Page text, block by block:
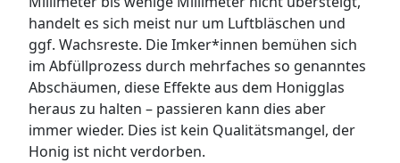
handelt es sich meist nur um Luftbläschen und
ggf. Wachsreste. Die Imker*innen bemühen sich
im Abfüllprozess durch mehrfaches so genanntes
Abschäumen, diese Effekte aus dem Honigglas
heraus zu halten – passieren kann dies aber
immer wieder. Dies ist kein Qualitätsmangel, der
Honig ist nicht verdorben.